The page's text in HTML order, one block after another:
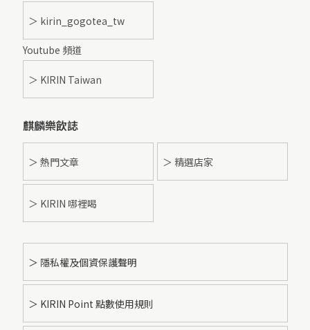
＞ kirin_gogotea_tw
Youtube 頻道
＞ KIRIN Taiwan
麒麟樂飲誌
＞ 熱門文章 ＞ 精選店家
＞ KIRIN 哪裡喝
＞ 隱私權及個資保護聲明
＞ KIRIN Point 點數使用規則